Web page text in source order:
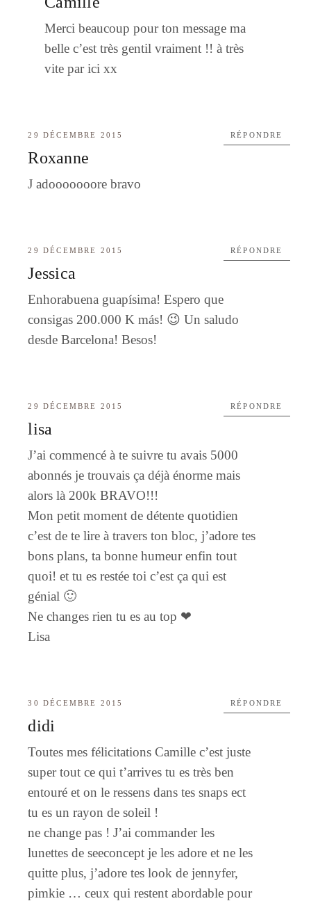
Merci beaucoup pour ton message ma
belle c’est très gentil vraiment !! à très
vite par ici xx
29 DÉCEMBRE 2015
Roxanne
J adooooooore bravo
RÉPONDRE
29 DÉCEMBRE 2015
Jessica
Enhorabuena guapísima! Espero que
consigas 200.000 K más! 😉 Un saludo
desde Barcelona! Besos!
RÉPONDRE
29 DÉCEMBRE 2015
lisa
J’ai commencé à te suivre tu avais 5000
abonnés je trouvais ça déjà énorme mais
alors là 200k BRAVO!!!
Mon petit moment de détente quotidien
c’est de te lire à travers ton bloc, j’adore tes
bons plans, ta bonne humeur enfin tout
quoi! et tu es restée toi c’est ça qui est
génial 🙂
Ne changes rien tu es au top ❤
Lisa
RÉPONDRE
30 DÉCEMBRE 2015
didi
Toutes mes félicitations Camille c’est juste
super tout ce qui t’arrives tu es très ben
entouré et on le ressens dans tes snaps ect
tu es un rayon de soleil !
ne change pas ! J’ai commander les
lunettes de seeconcept je les adore et ne les
quitte plus, j’adore tes look de jennyfer,
pimkie … ceux qui restent abordable pour
RÉPONDRE